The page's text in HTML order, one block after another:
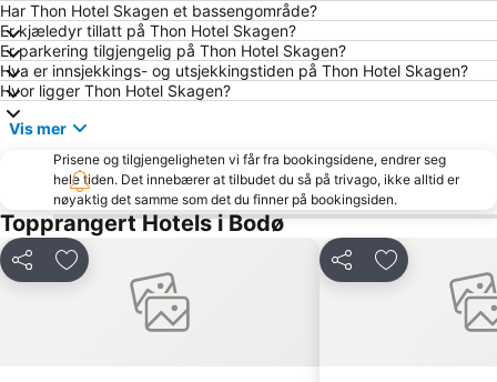
Har Thon Hotel Skagen et bassengområde?
Er kjæledyr tillatt på Thon Hotel Skagen?
Er parkering tilgjengelig på Thon Hotel Skagen?
Hva er innsjekkings- og utsjekkingstiden på Thon Hotel Skagen?
Hvor ligger Thon Hotel Skagen?
Vis mer
Prisene og tilgjengeligheten vi får fra bookingsidene, endrer seg
hele tiden. Det innebærer at tilbudet du så på trivago, ikke alltid er
nøyaktig det samme som det du finner på bookingsiden.
Topprangert Hotels i Bodø
Del Legg til i favoritter Del Legg til i